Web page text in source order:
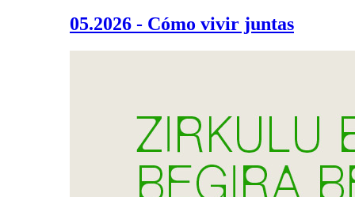
05.2026 - Cómo vivir juntas